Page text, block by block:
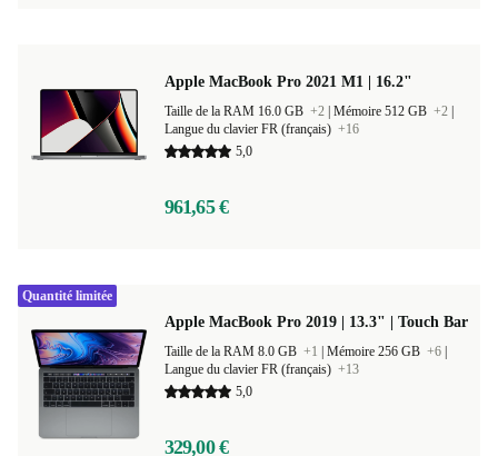
Apple MacBook Pro 2021 M1 | 16.2"
Taille de la RAM 16.0 GB +2 Mémoire 512 GB +2
Langue du clavier FR (français) +16
5,0
961,65 €
Apple MacBook Pro 2019 | 13.3" | Touch Bar
Taille de la RAM 8.0 GB +1 Mémoire 256 GB +6
Langue du clavier FR (français) +13
5,0
329,00 €
Quantité limitée